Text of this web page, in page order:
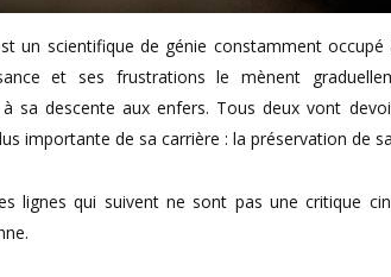
un scientifique de génie constamment
et ses frustrations le mènent
sa descente aux enfers. Tous deux vont
importante de sa carrière : la préservation de
lignes qui suivent ne sont pas une critique